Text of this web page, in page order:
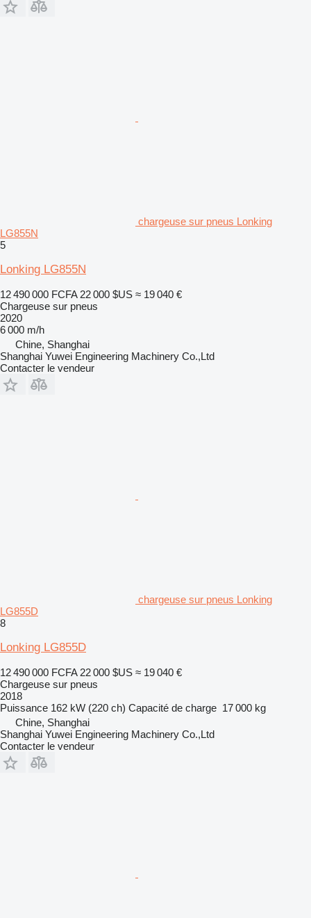
chargeuse sur pneus Lonking
LG855N
5
Lonking LG855N
12 490 000 FCFA 22 000 $US ≈ 19 040 €
Chargeuse sur pneus
2020
6 000 m/h
Chine, Shanghai
Shanghai Yuwei Engineering Machinery Co.,Ltd
Contacter le vendeur
chargeuse sur pneus Lonking
LG855D
8
Lonking LG855D
12 490 000 FCFA 22 000 $US ≈ 19 040 €
Chargeuse sur pneus
2018
Puissance 162 kW (220 ch) Capacité de charge 17 000 kg
Chine, Shanghai
Shanghai Yuwei Engineering Machinery Co.,Ltd
Contacter le vendeur